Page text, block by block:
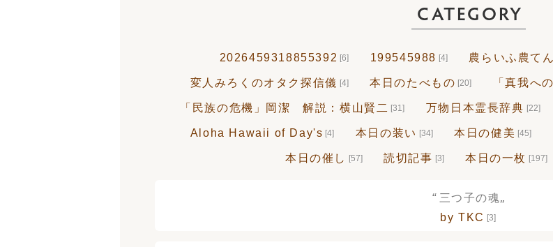
CATEGORY
2026459318855392 [6] 199545988 [4] 農らいふ農て
変人みろくのオタク探信儀 [4] 本日のたべもの [20] 「真我へ
「民族の危機」岡潔 解説：横山賢二 [31] 万物日本霊長辞典 [22]
Aloha Hawaii of Day's [4] 本日の装い [34] 本日の健美 [45]
本日の催し [57] 読切記事 [3] 本日の一枚 [197]
“ 三つ子の魂„
by TKC [3]